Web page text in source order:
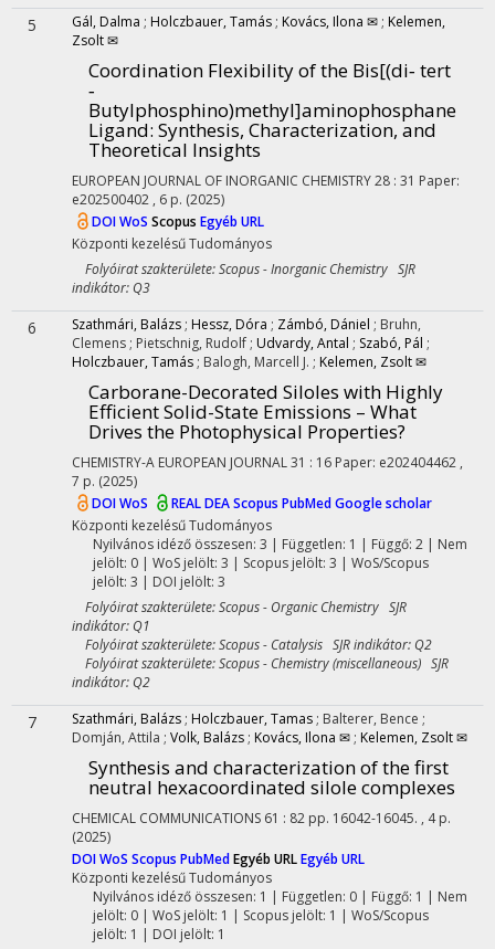
5 Gál, Dalma ; Holczbauer, Tamás ; Kovács, Ilona ✉ ; Kelemen,
Zsolt ✉
Coordination Flexibility of the Bis[(di‐ tert
‐
Butylphosphino)methyl]aminophosphane
Ligand: Synthesis, Characterization, and
Theoretical Insights
EUROPEAN JOURNAL OF INORGANIC CHEMISTRY28 : 31 Paper:
e202500402 , 6 p. (2025)
DOIWoS Scopus Egyéb URL
Központi kezelésűTudományos
Folyóirat szakterülete: Scopus - Inorganic Chemistry SJR
indikátor: Q3
6 Szathmári, Balázs ; Hessz, Dóra ; Zámbó, Dániel ; Bruhn,
Clemens ; Pietschnig, Rudolf ; Udvardy, Antal ; Szabó, Pál ;
Holczbauer, Tamás ; Balogh, Marcell J. ; Kelemen, Zsolt ✉
Carborane-Decorated Siloles with Highly
Efficient Solid-State Emissions – What
Drives the Photophysical Properties?
CHEMISTRY-A EUROPEAN JOURNAL31 : 16 Paper: e202404462 ,
7 p. (2025)
DOIWoS REALDEAScopus PubMedGoogle scholar
Központi kezelésűTudományos
Nyilvános idéző összesen: 3 | Független: 1 | Függő: 2 | Nem
jelölt: 0 | WoS jelölt: 3 | Scopus jelölt: 3 | WoS/Scopus
jelölt: 3 | DOI jelölt: 3
Folyóirat szakterülete: Scopus - Organic Chemistry SJR
indikátor: Q1
Folyóirat szakterülete: Scopus - Catalysis SJR indikátor: Q2
Folyóirat szakterülete: Scopus - Chemistry (miscellaneous) SJR
indikátor: Q2
7 Szathmári, Balázs ; Holczbauer, Tamas ; Balterer, Bence ;
Domján, Attila ; Volk, Balázs ; Kovács, Ilona ✉ ; Kelemen, Zsolt ✉
Synthesis and characterization of the first
neutral hexacoordinated silole complexes
CHEMICAL COMMUNICATIONS 61 : 82 pp. 16042-16045. , 4 p.
(2025)
DOIWoS Scopus PubMedEgyéb URLEgyéb URL
Központi kezelésűTudományos
Nyilvános idéző összesen: 1 | Független: 0 | Függő: 1 | Nem
jelölt: 0 | WoS jelölt: 1 | Scopus jelölt: 1 | WoS/Scopus
jelölt: 1 | DOI jelölt: 1